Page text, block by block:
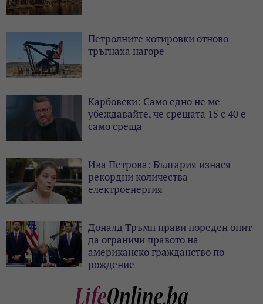
Петролните котировки отново
тръгнаха нагоре
Карбовски: Само едно не ме
убеждавайте, че срещата 15 с 40 е
само среща
Ива Петрова: България изнася
рекордни количества
електроенергия
Доналд Тръмп прави пореден опит
да ограничи правото на
американско гражданство по
рождение